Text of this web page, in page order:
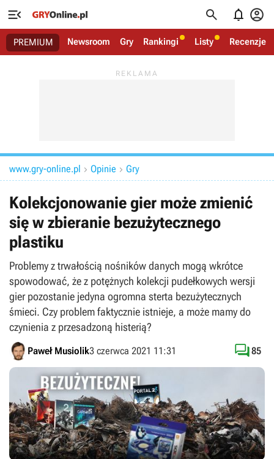
   
PREMIUM Newsroom Gry Rankingi Listy Recenzje
www.gry-online.pl  Opinie  Gry
Kolekcjonowanie gier może zmienić
się w zbieranie bezużytecznego
plastiku
Problemy z trwałością nośników danych mogą wkrótce
spowodować, że z potężnych kolekcji pudełkowych wersji
gier pozostanie jedyna ogromna sterta bezużytecznych
śmieci. Czy problem faktycznie istnieje, a może mamy do
czynienia z przesadzoną histerią?
Paweł Musiolik3 czerwca 2021 11:31 85